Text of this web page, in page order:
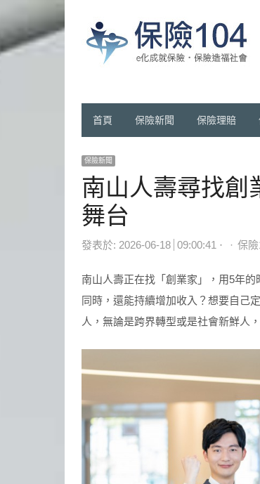
首頁 保險新聞 保險理賠
保險新聞
南山人壽尋找創
舞台
發表於: 2026-06-18 09:00:41 保
南山人壽正在找「創業家」，用5年
同時，還能持續增加收入？想要自己
人，無論是跨界轉型或是社會新鮮人